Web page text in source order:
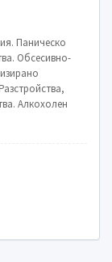
Паническо
Обсесивно-
Алкохолен